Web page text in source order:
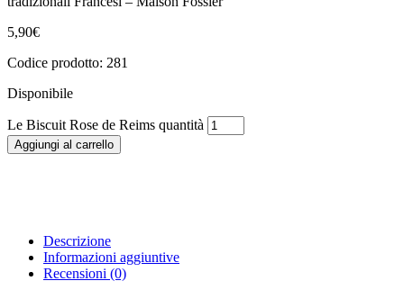
5,90€
Codice prodotto: 281
Disponibile
Le Biscuit Rose de Reims quantità
Aggiungi al carrello
Descrizione
Informazioni aggiuntive
Recensioni (0)